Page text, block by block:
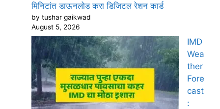
मिनिटांत डाऊनलोड करा डिजिटल रेशन कार्ड
by tushar gaikwad
August 5, 2026
IMD
Wea
ther
Fore
cast
: